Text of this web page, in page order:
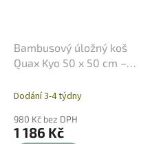
Bambusový úložný koš
Quax Kyo 50 x 50 cm –
Dodání 3-4 týdny
980 Kč bez DPH
1 186 Kč